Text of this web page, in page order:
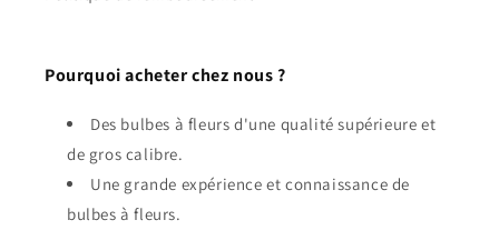
Pourquoi acheter chez nous ?
Des bulbes à fleurs d'une qualité supérieure et
de gros calibre.
Une grande expérience et connaissance de
bulbes à fleurs.